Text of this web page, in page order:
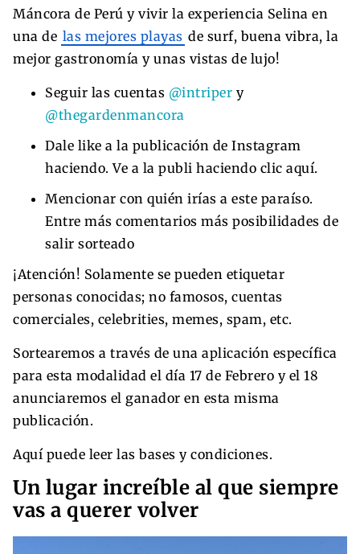
Máncora de Perú y vivir la experiencia Selina en
una de las mejores playas de surf, buena vibra, la
mejor gastronomía y unas vistas de lujo!
Seguir las cuentas @intriper y
@thegardenmancora
Dale like a la publicación de Instagram
haciendo. Ve a la publi haciendo clic aquí.
Mencionar con quién irías a este paraíso.
Entre más comentarios más posibilidades de
salir sorteado
¡Atención! Solamente se pueden etiquetar
personas conocidas; no famosos, cuentas
comerciales, celebrities, memes, spam, etc.
Sortearemos a través de una aplicación específica
para esta modalidad el día 17 de Febrero y el 18
anunciaremos el ganador en esta misma
publicación.
Aquí puede leer las bases y condiciones.
Un lugar increíble al que siempre
vas a querer volver